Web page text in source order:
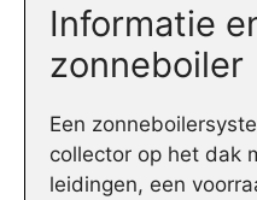
Informatie
zonneboiler
Een
collector op het dak
leidingen, een